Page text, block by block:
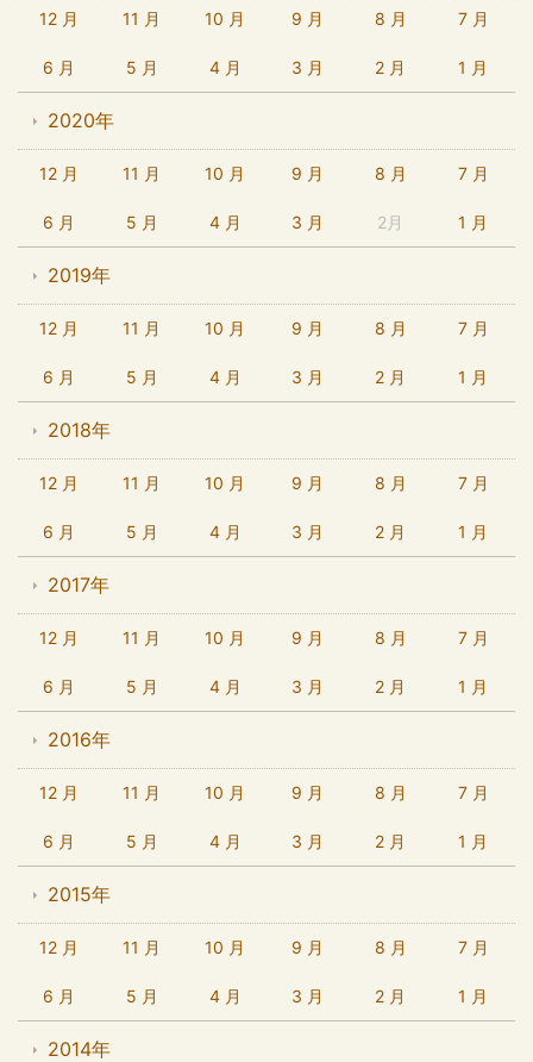
12 月 11 月 10 月 9 月 8 月 7 月
6 月 5 月 4 月 3 月 2 月 1 月
2020年
12 月 11 月 10 月 9 月 8 月 7 月
6 月 5 月 4 月 3 月 2月 1 月
2019年
12 月 11 月 10 月 9 月 8 月 7 月
6 月 5 月 4 月 3 月 2 月 1 月
2018年
12 月 11 月 10 月 9 月 8 月 7 月
6 月 5 月 4 月 3 月 2 月 1 月
2017年
12 月 11 月 10 月 9 月 8 月 7 月
6 月 5 月 4 月 3 月 2 月 1 月
2016年
12 月 11 月 10 月 9 月 8 月 7 月
6 月 5 月 4 月 3 月 2 月 1 月
2015年
12 月 11 月 10 月 9 月 8 月 7 月
6 月 5 月 4 月 3 月 2 月 1 月
2014年